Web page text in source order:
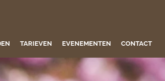
TARIEVEN EVENEMENTEN CONTACT